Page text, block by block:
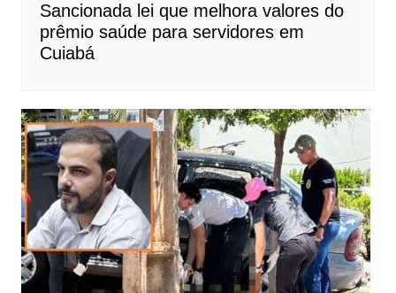
Sancionada lei que melhora valores do
prêmio saúde para servidores em
Cuiabá